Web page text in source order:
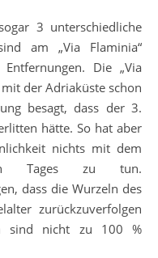
3 unterschiedliche
am „Via Flaminia“
Die „Via
der Adriaküste schon
besagt, dass der 3.
hätte. So hat aber
nichts mit dem
Tages zu tun.
dass die Wurzeln des
zurückzuverfolgen
sind nicht zu 100 %